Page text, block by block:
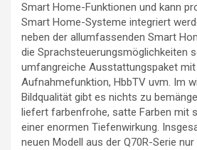
Smart Home-Funktionen und kann
Smart Home-Systeme integriert
neben der allumfassenden Smart
die Sprachsteuerungsmöglichkeiten
umfangreiche Ausstattungspaket mit
Aufnahmefunktion, HbbTV uvm. Im
Bildqualität gibt es nichts zu
liefert farbenfrohe, satte Farben mit
einer enormen Tiefenwirkung.
neuen Modell aus der Q70R-Serie